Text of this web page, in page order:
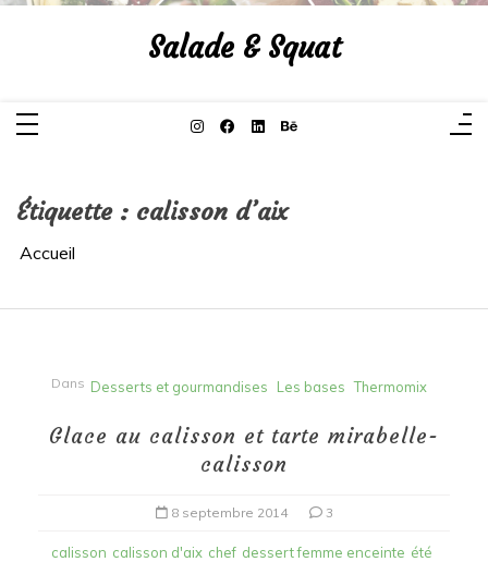
Aller
Salade & Squat
Étiquette : calisson d’aix
Accueil
Dans Desserts et gourmandises Les bases Thermomix
Glace au calisson et tarte mirabelle-
calisson
8 septembre 2014 3
calisson calisson d'aix chef dessert femme enceinte été